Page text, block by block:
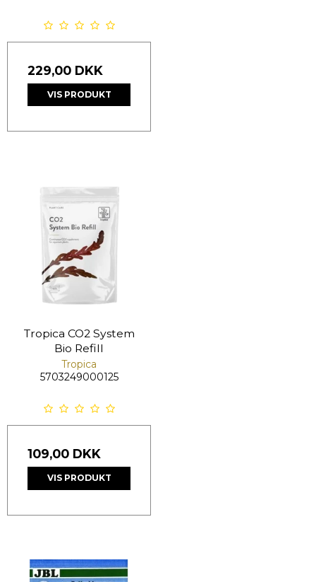
229,00 DKK
VIS PRODUKT
Tropica CO2 System
Bio Refill
Tropica
5703249000125
109,00 DKK
VIS PRODUKT